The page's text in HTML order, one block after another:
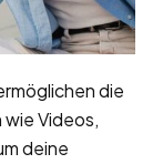
die
Videos,
deine